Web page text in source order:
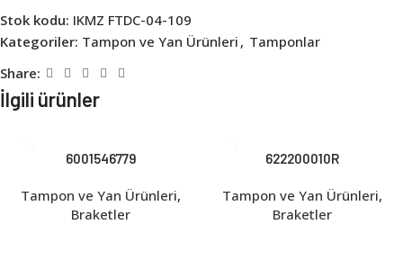
Stok kodu: IKMZ FTDC-04-109
Kategoriler: Tampon ve Yan Ürünleri , Tamponlar
Share:
İlgili ürünler
6001546779
Tampon ve Yan Ürünleri,
Braketler
622200010R
Tampon ve Yan Ürünleri,
Braketler